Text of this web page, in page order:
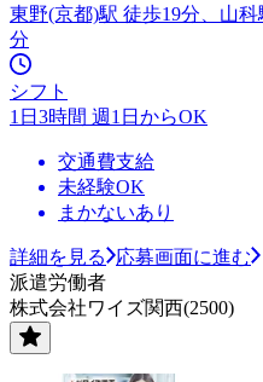
東野(京都)駅 徒歩19分、山
分
シフト
1日3時間 週1日からOK
交通費支給
未経験OK
まかないあり
詳細を見る
応募画面に進む
派遣労働者
株式会社ワイズ関西(2500)